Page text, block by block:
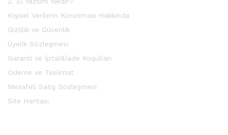
Kişisel Verilerin Korunması Hakkında
Gizlilik ve Güvenlik
Üyelik Sözleşmesi
Garanti ve İptal&İade Koşulları
Ödeme ve Teslimat
Mesafeli Satış Sözleşmesi
Site Haritası